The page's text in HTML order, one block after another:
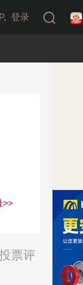
登录
>>
票评